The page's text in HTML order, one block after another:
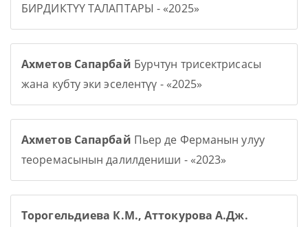
БИРДИКТҮҮ ТАЛАПТАРЫ - «2025»
Ахметов Сапарбай Бурчтун трисектрисасы
жана кубту эки эселентүү - «2025»
Ахметов Сапарбай Пьер де Ферманын улуу
теоремасынын далилдениши - «2023»
Торогельдиева К.М., Аттокурова А.Дж.